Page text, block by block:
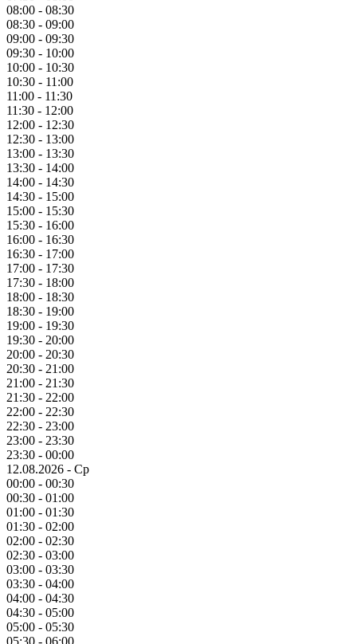
08:00 - 08:30
08:30 - 09:00
09:00 - 09:30
09:30 - 10:00
10:00 - 10:30
10:30 - 11:00
11:00 - 11:30
11:30 - 12:00
12:00 - 12:30
12:30 - 13:00
13:00 - 13:30
13:30 - 14:00
14:00 - 14:30
14:30 - 15:00
15:00 - 15:30
15:30 - 16:00
16:00 - 16:30
16:30 - 17:00
17:00 - 17:30
17:30 - 18:00
18:00 - 18:30
18:30 - 19:00
19:00 - 19:30
19:30 - 20:00
20:00 - 20:30
20:30 - 21:00
21:00 - 21:30
21:30 - 22:00
22:00 - 22:30
22:30 - 23:00
23:00 - 23:30
23:30 - 00:00
12.08.2026 - Ср
00:00 - 00:30
00:30 - 01:00
01:00 - 01:30
01:30 - 02:00
02:00 - 02:30
02:30 - 03:00
03:00 - 03:30
03:30 - 04:00
04:00 - 04:30
04:30 - 05:00
05:00 - 05:30
05:30 - 06:00